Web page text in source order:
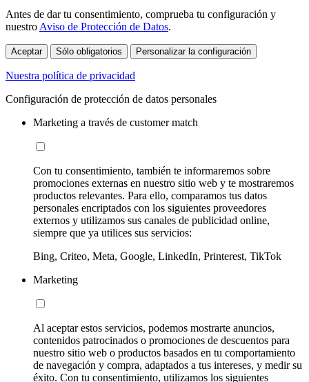
Antes de dar tu consentimiento, comprueba tu configuración y
nuestro Aviso de Protección de Datos.
Aceptar Sólo obligatorios Personalizar la configuración
Nuestra política de privacidad
Configuración de protección de datos personales
Marketing a través de customer match
Con tu consentimiento, también te informaremos sobre
promociones externas en nuestro sitio web y te mostraremos
productos relevantes. Para ello, comparamos tus datos
personales encriptados con los siguientes proveedores
externos y utilizamos sus canales de publicidad online,
siempre que ya utilices sus servicios:
Bing, Criteo, Meta, Google, LinkedIn, Printerest, TikTok
Marketing
Al aceptar estos servicios, podemos mostrarte anuncios,
contenidos patrocinados o promociones de descuentos para
nuestro sitio web o productos basados en tu comportamiento
de navegación y compra, adaptados a tus intereses, y medir su
éxito. Con tu consentimiento, utilizamos los siguientes